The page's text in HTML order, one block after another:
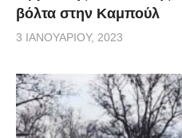
βόλτα στην Καμπούλ
3 ΙΑΝΟΥΑΡΊΟΥ, 2023